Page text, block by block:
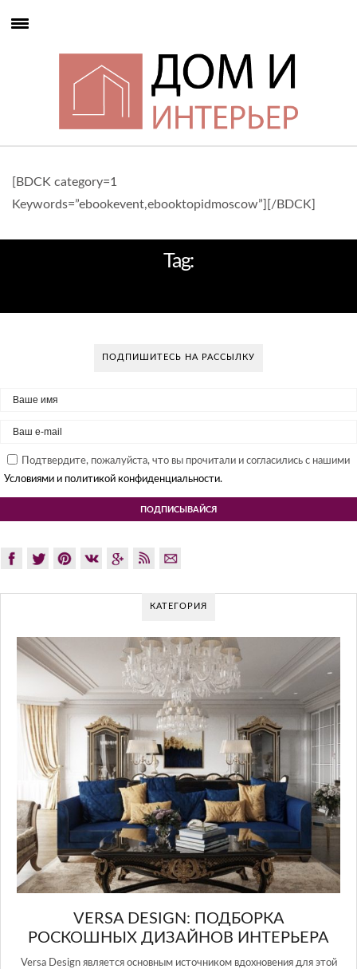
[BDCK category=1
Keywords=”ebookevent,ebooktopidmoscow”][/BDCK]
Tag:
ПОДПИШИТЕСЬ НА РАССЫЛКУ
Подтвердите, пожалуйста, что вы прочитали и согласились с нашими
Условиями и политикой конфиденциальности.
КАТЕГОРИЯ
VERSA DESIGN: ПОДБОРКА
РОСКОШНЫХ ДИЗАЙНОВ ИНТЕРЬЕРА
Versa Design является основным источником вдохновения для этой